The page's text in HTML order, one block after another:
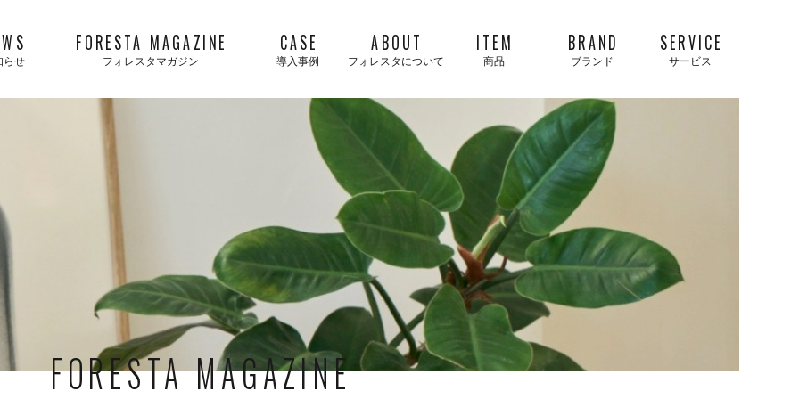
らせ
FORESTA MAGAZINE
フォレスタマガジン
CASE
導入事例
ABOUT
フォレスタについて
ITEM
商品
BRAND
ブランド
SERVICE
サービス
FORESTA MAGAZINE